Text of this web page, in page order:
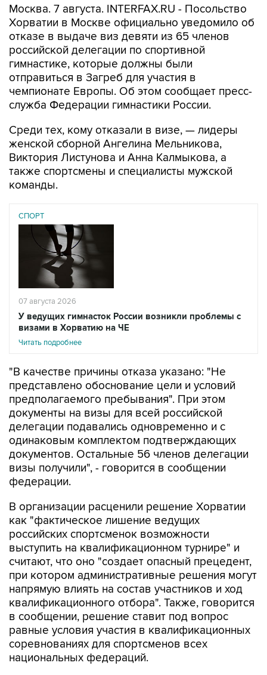
Москва. 7 августа. INTERFAX.RU - Посольство
Хорватии в Москве официально уведомило об
отказе в выдаче виз девяти из 65 членов
российской делегации по спортивной
гимнастике, которые должны были
отправиться в Загреб для участия в
чемпионате Европы. Об этом сообщает пресс-
служба Федерации гимнастики России.
Среди тех, кому отказали в визе, — лидеры
женской сборной Ангелина Мельникова,
Виктория Листунова и Анна Калмыкова, а
также спортсмены и специалисты мужской
команды.
СПОРТ
07 августа 2026
У ведущих гимнасток России возникли проблемы с
визами в Хорватию на ЧЕ
Читать подробнее
"В качестве причины отказа указано: "Не
представлено обоснование цели и условий
предполагаемого пребывания". При этом
документы на визы для всей российской
делегации подавались одновременно и с
одинаковым комплектом подтверждающих
документов. Остальные 56 членов делегации
визы получили", - говорится в сообщении
федерации.
В организации расценили решение Хорватии
как "фактическое лишение ведущих
российских спортсменок возможности
выступить на квалификационном турнире" и
считают, что оно "создает опасный прецедент,
при котором административные решения могут
напрямую влиять на состав участников и ход
квалификационного отбора". Также, говорится
в сообщении, решение ставит под вопрос
равные условия участия в квалификационных
соревнованиях для спортсменов всех
национальных федераций.